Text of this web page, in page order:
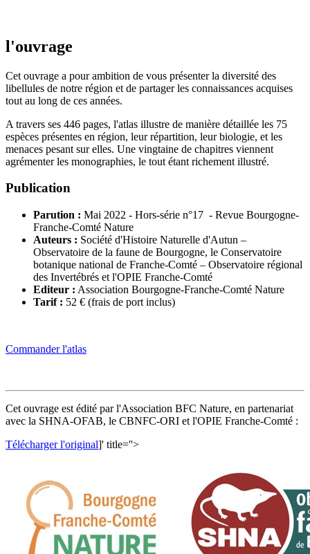
l'ouvrage
Cet ouvrage a pour ambition de vous présenter la diversité des
libellules de notre région et de partager les connaissances acquises
tout au long de ces années.
A travers ses 446 pages, l'atlas illustre de manière détaillée les 75
espèces présentes en région, leur répartition, leur biologie, et les
menaces pesant sur elles. Une vingtaine de chapitres viennent
agrémenter les monographies, le tout étant richement illustré.
Publication
Parution : Mai 2022 - Hors-série n°17 - Revue Bourgogne-
Franche-Comté Nature
Auteurs : Société d'Histoire Naturelle d'Autun –
Observatoire de la faune de Bourgogne, le Conservatoire
botanique national de Franche-Comté – Observatoire régional
des Invertébrés et l'OPIE Franche-Comté
Editeur : Association Bourgogne-Franche-Comté Nature
Tarif : 52 € (frais de port inclus)
Commander l'atlas
Cet ouvrage est édité par l'Association BFC Nature, en partenariat
avec la SHNA-OFAB, le CBNFC-ORI et l'OPIE Franche-Comté :
Télécharger l'original]' title=''>